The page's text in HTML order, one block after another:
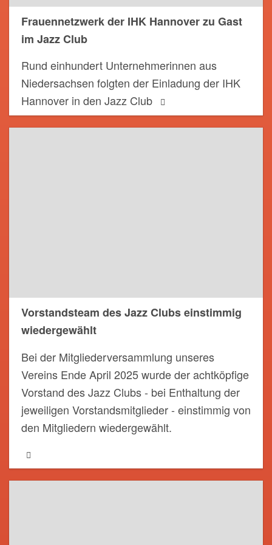
Frauennetzwerk der IHK Hannover zu Gast
im Jazz Club
Rund einhundert Unternehmerinnen aus
Niedersachsen folgten der Einladung der IHK
Hannover in den Jazz Club
Vorstandsteam des Jazz Clubs einstimmig
wiedergewählt
Bei der Mitgliederversammlung unseres
Vereins Ende April 2025 wurde der achtköpfige
Vorstand des Jazz Clubs - bei Enthaltung der
jeweiligen Vorstandsmitglieder - einstimmig von
den Mitgliedern wiedergewählt.